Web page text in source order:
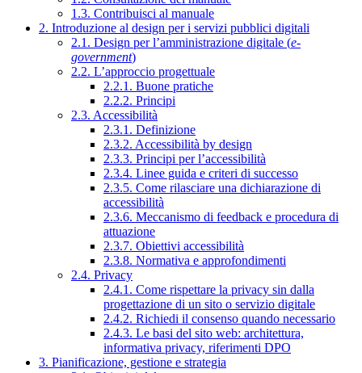
1.3. Contribuisci al manuale
2. Introduzione al design per i servizi pubblici digitali
2.1. Design per l’amministrazione digitale (e-
government)
2.2. L’approccio progettuale
2.2.1. Buone pratiche
2.2.2. Principi
2.3. Accessibilità
2.3.1. Definizione
2.3.2. Accessibilità by design
2.3.3. Principi per l’accessibilità
2.3.4. Linee guida e criteri di successo
2.3.5. Come rilasciare una dichiarazione di
accessibilità
2.3.6. Meccanismo di feedback e procedura di
attuazione
2.3.7. Obiettivi accessibilità
2.3.8. Normativa e approfondimenti
2.4. Privacy
2.4.1. Come rispettare la privacy sin dalla
progettazione di un sito o servizio digitale
2.4.2. Richiedi il consenso quando necessario
2.4.3. Le basi del sito web: architettura,
informativa privacy, riferimenti DPO
3. Pianificazione, gestione e strategia